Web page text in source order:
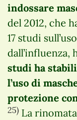
indossare
del 2012, che
17 studi
dall’influenza,
studi ha
l’uso di
protezione
25) La